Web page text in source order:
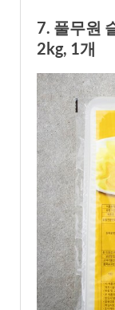
7. 풀무원
2kg, 1개